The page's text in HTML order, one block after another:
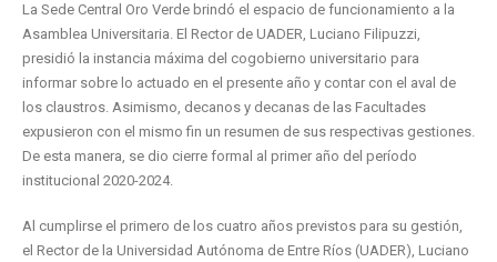
La Sede Central Oro Verde brindó el espacio de funcionamiento a la
Asamblea Universitaria. El Rector de UADER, Luciano Filipuzzi,
presidió la instancia máxima del cogobierno universitario para
informar sobre lo actuado en el presente año y contar con el aval de
los claustros. Asimismo, decanos y decanas de las Facultades
expusieron con el mismo fin un resumen de sus respectivas gestiones.
De esta manera, se dio cierre formal al primer año del período
institucional 2020-2024.
Al cumplirse el primero de los cuatro años previstos para su gestión,
el Rector de la Universidad Autónoma de Entre Ríos (UADER), Luciano